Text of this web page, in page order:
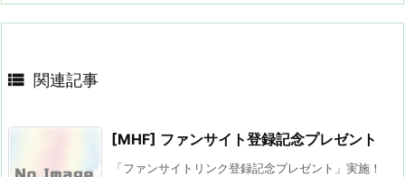
 関連記事
[MHF] ファンサイト登録記念プレゼント
「ファンサイトリンク登録記念プレゼント」実施！